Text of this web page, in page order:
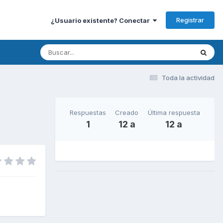
¿Usuario existente? Conectar Registrar
Toda la actividad
Respuestas
1
Creado
12 a
Última respuesta
12 a